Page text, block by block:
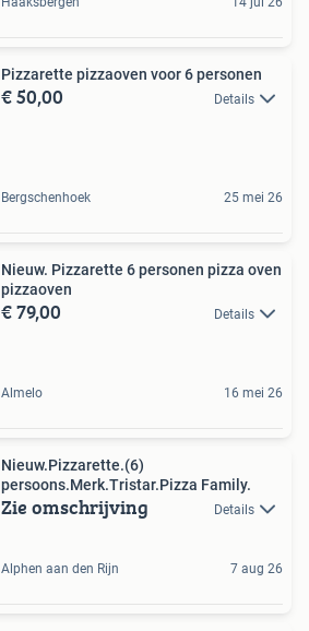
Pizzarette pizzaoven voor 6 personen
€ 50,00 Details
Bergschenhoek 25 mei 26
Nieuw. Pizzarette 6 personen pizza oven
pizzaoven
€ 79,00 Details
Almelo 16 mei 26
Nieuw.Pizzarette.(6)
persoons.Merk.Tristar.Pizza Family.
Zie omschrijving Details
Alphen aan den Rijn 7 aug 26